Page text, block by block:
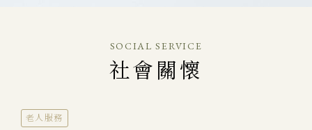
SOCIAL SERVICE
社會關懷
老人服務